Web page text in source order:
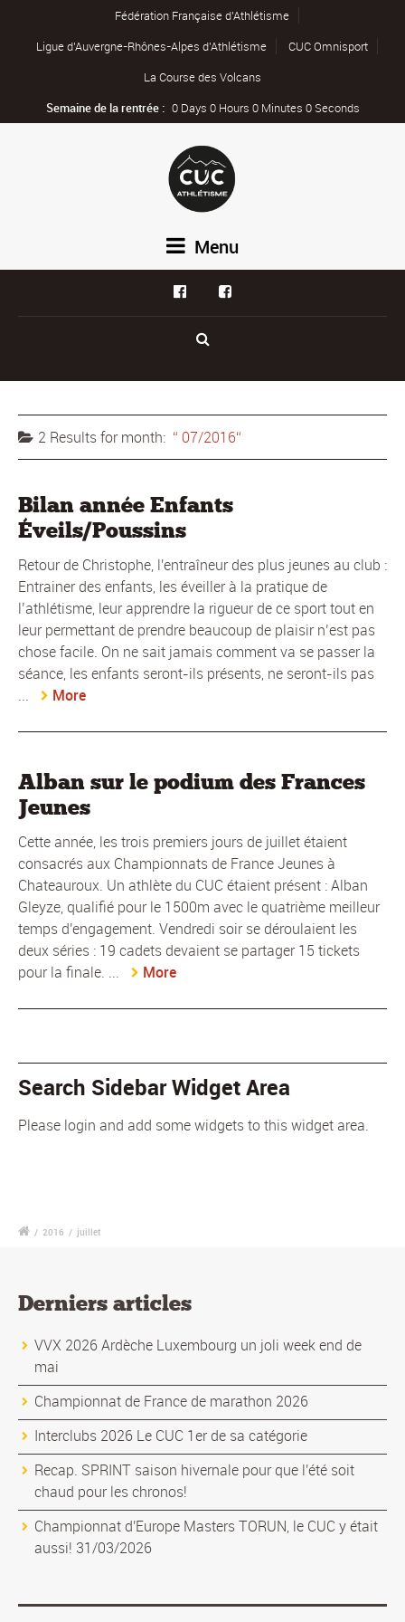
Fédération Française d’Athlétisme
Ligue d’Auvergne-Rhônes-Alpes d’Athlétisme
CUC Omnisport
La Course des Volcans
Semaine de la rentrée : 0 Days 0 Hours 0 Minutes 0 Seconds
Menu
2 Results formonth: 07/2016
Bilan année Enfants
Éveils/Poussins
Retour de Christophe, l'entraîneur des plus jeunes au club :
Entrainer des enfants, les éveiller à la pratique de
l’athlétisme, leur apprendre la rigueur de ce sport tout en
leur permettant de prendre beaucoup de plaisir n’est pas
chose facile. On ne sait jamais comment va se passer la
séance, les enfants seront-ils présents, ne seront-ils pas
...
More
Alban sur le podium des Frances
Jeunes
Cette année, les trois premiers jours de juillet étaient
consacrés aux Championnats de France Jeunes à
Chateauroux. Un athlète du CUC étaient présent : Alban
Gleyze, qualifié pour le 1500m avec le quatrième meilleur
temps d'engagement. Vendredi soir se déroulaient les
deux séries : 19 cadets devaient se partager 15 tickets
pour la finale. ...
More
Search Sidebar Widget Area
Please login and add some widgets to this widget area.
/ 2016 / juillet
Derniers articles
VVX 2026 Ardèche Luxembourg un joli week end de
mai
Championnat de France de marathon 2026
Interclubs 2026 Le CUC 1er de sa catégorie
Recap. SPRINT saison hivernale pour que l'été soit
chaud pour les chronos!
Championnat d'Europe Masters TORUN, le CUC y était
aussi! 31/03/2026